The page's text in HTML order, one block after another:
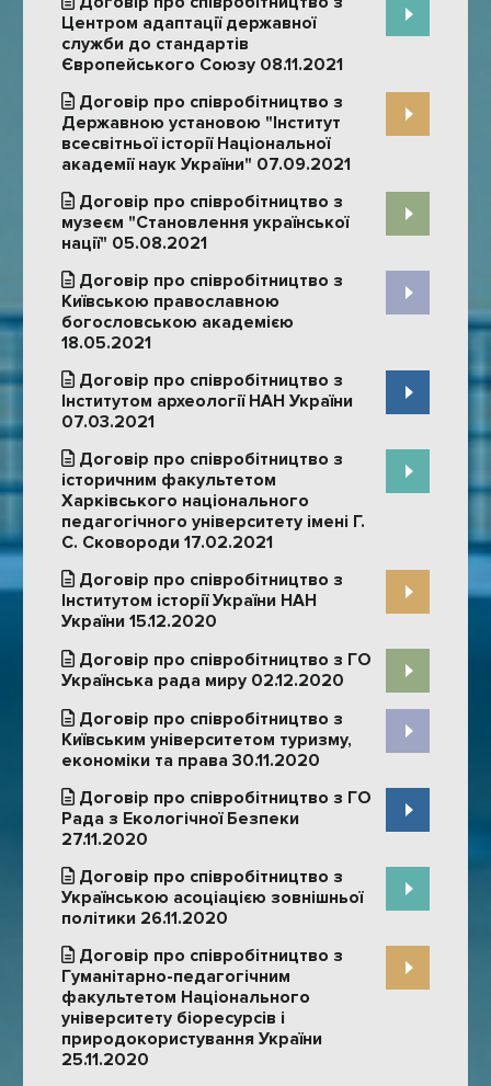
Центром адаптації державної
служби до стандартів
Європейського Союзу 08.11.2021
Договір про співробітництво з
Державною установою "Інститут
всесвітньої історії Національної
академії наук України" 07.09.2021
Договір про співробітництво з
музеєм "Становлення української
нації" 05.08.2021
Договір про співробітництво з
Київською православною
богословською академією
18.05.2021
Договір про співробітництво з
Інститутом археології НАН України
07.03.2021
Договір про співробітництво з
історичним факультетом
Харківського національного
педагогічного університету імені Г.
С. Сковороди 17.02.2021
Договір про співробітництво з
Інститутом історії України НАН
України 15.12.2020
Договір про співробітництво з ГО
Українська рада миру 02.12.2020
Договір про співробітництво з
Київським університетом туризму,
економіки та права 30.11.2020
Договір про співробітництво з ГО
Рада з Екологічної Безпеки
27.11.2020
Договір про співробітництво з
Українською асоціацією зовнішньої
політики 26.11.2020
Договір про співробітництво з
Гуманітарно-педагогічним
факультетом Національного
університету біоресурсів і
природокористування України
25.11.2020